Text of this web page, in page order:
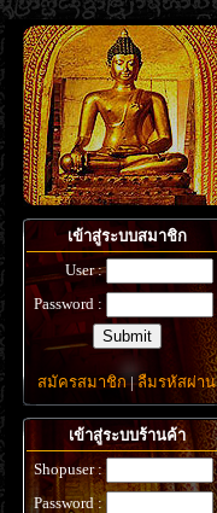
เข้าสู่ระบบสมาชิก
User :
Password :
สมัครสมาชิก|ลืมรหัสผ่าน
เข้าสู่ระบบร้านค้า
Shopuser :
Password :